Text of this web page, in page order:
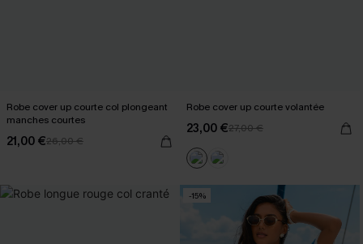
Robe cover up courte col plongeant
manches courtes
21,00 €26,00 €
Robe cover up courte volantée
23,00 €27,00 €
-15%